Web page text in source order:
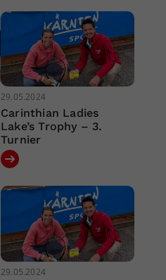
29.05.2024
Carinthian Ladies
Lake’s Trophy – 3.
Turnier
29.05.2024